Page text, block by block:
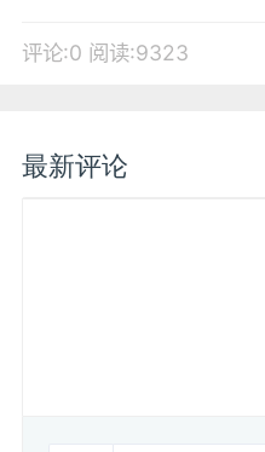
评论:0 阅读:9323
最新评论